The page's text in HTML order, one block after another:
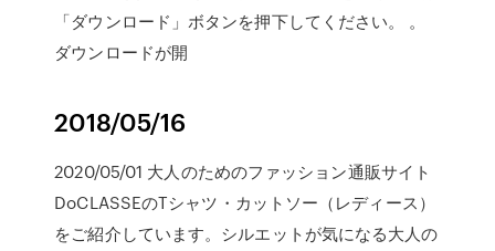
「ダウンロード」ボタンを押下してください。 。
ダウンロードが開
2018/05/16
2020/05/01 大人のためのファッション通販サイト
DoCLASSEのTシャツ・カットソー（レディース）
をご紹介しています。シルエットが気になる大人の